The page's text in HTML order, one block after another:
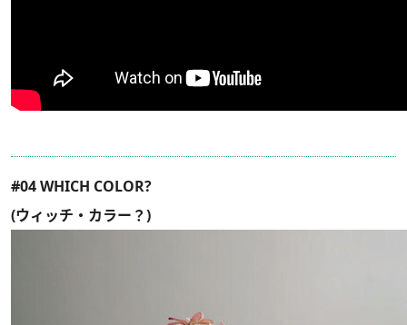
#04 WHICH COLOR?
(ウィッチ・カラー？)